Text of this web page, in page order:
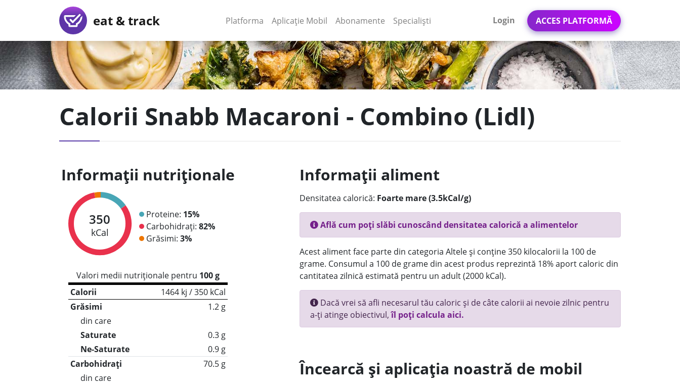
eat & track Platforma (current)
Aplicație Mobil (current)
Abonamente Specialiști Login ACCES PLATFORMĂ
Calorii Snabb Macaroni - Combino (Lidl)
Informații nutriționale
350
kCal
Proteine: 15%
Carbohidrați: 82%
Grăsimi: 3%
Valori medii nutriționale pentru 100 g
Calorii
1464 kj / 350 kCal
Grăsimi
1.2 g
din care
Saturate
0.3 g
Ne-Saturate
0.9 g
Carbohidrați
70.5 g
din care
Informații aliment
Densitatea calorică: Foarte mare (3.5kCal/g)
Află cum poți slăbi cunoscând densitatea calorică a alimentelor
Acest aliment face parte din categoria Altele și conține 350 kilocalorii la 100 de
grame. Consumul a 100 de grame din acest produs reprezintă 18% aport caloric din
cantitatea zilnică estimată pentru un adult (2000 kCal).
Dacă vrei să afli necesarul tău caloric și de câte calorii ai nevoie zilnic pentru
a-ți atinge obiectivul,îl poți calcula aici.
Încearcă și aplicația noastră de mobil